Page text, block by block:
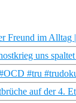
Freund im Alltag
uns
#tru
auf der 4.